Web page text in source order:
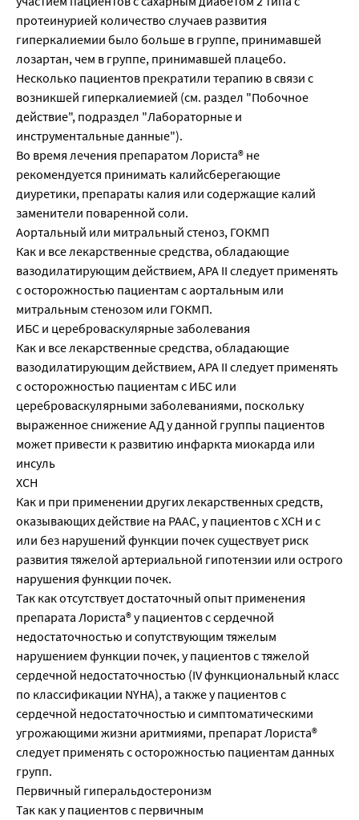
протеинурией количество случаев развития
гиперкалиемии было больше в группе, принимавшей
лозартан, чем в группе, принимавшей плацебо.
Несколько пациентов прекратили терапию в связи с
возникшей гиперкалиемией (см. раздел "Побочное
действие", подраздел "Лабораторные и
инструментальные данные").
Во время лечения препаратом Лориста® не
рекомендуется принимать калийсберегающие
диуретики, препараты калия или содержащие калий
заменители поваренной соли.
Аортальный или митральный стеноз, ГОКМП
Как и все лекарственные средства, обладающие
вазодилатирующим действием, АРА II следует применять
с осторожностью пациентам с аортальным или
митральным стенозом или ГОКМП.
ИБС и цереброваскулярные заболевания
Как и все лекарственные средства, обладающие
вазодилатирующим действием, АРА II следует применять
с осторожностью пациентам с ИБС или
цереброваскулярными заболеваниями, поскольку
выраженное снижение АД у данной группы пациентов
может привести к развитию инфаркта миокарда или
инсуль
ХСН
Как и при применении других лекарственных средств,
оказывающих действие на РААС, у пациентов с ХСН и с
или без нарушений функции почек существует риск
развития тяжелой артериальной гипотензии или острого
нарушения функции почек.
Так как отсутствует достаточный опыт применения
препарата Лориста® у пациентов с сердечной
недостаточностью и сопутствующим тяжелым
нарушением функции почек, у пациентов с тяжелой
сердечной недостаточностью (IV функциональный класс
по классификации NYHA), а также у пациентов с
сердечной недостаточностью и симптоматическими
угрожающими жизни аритмиями, препарат Лориста®
следует применять с осторожностью пациентам данных
групп.
Первичный гиперальдостеронизм
Так как у пациентов с первичным